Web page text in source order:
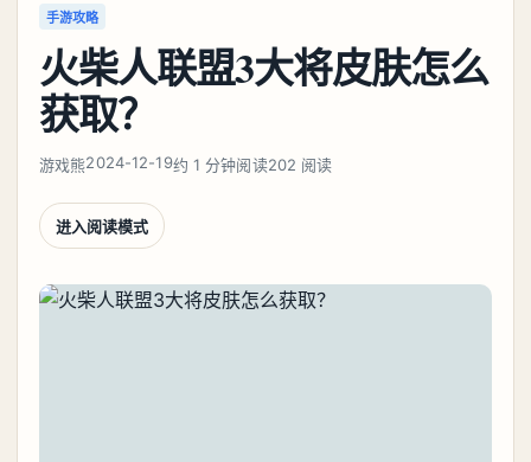
手游攻略
火柴人联盟3大将皮肤怎么
获取？
游戏熊2024-12-19约 1 分钟阅读202 阅读
进入阅读模式